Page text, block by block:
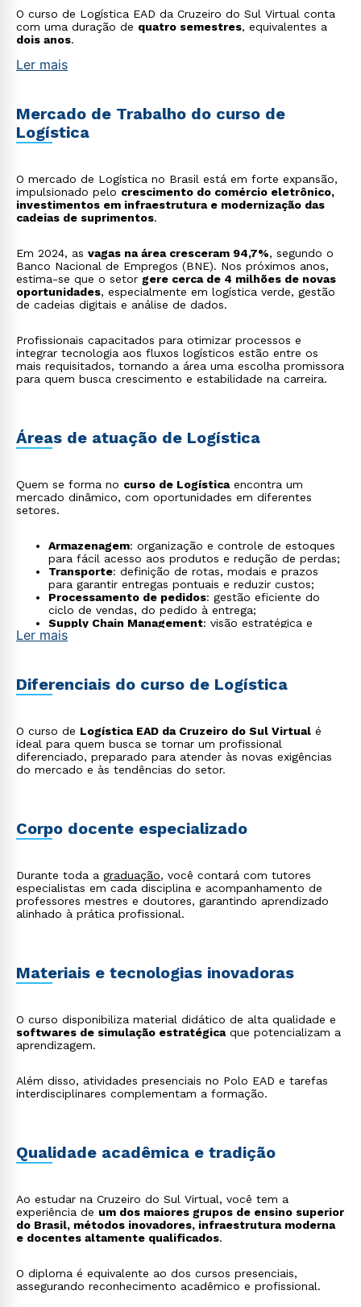
O curso de Logística EAD da Cruzeiro do Sul Virtual conta
com uma duração de quatro semestres, equivalentes a
dois anos.
Ler mais
Mercado de Trabalho do curso de
Logística
O mercado de Logística no Brasil está em forte expansão,
impulsionado pelo crescimento do comércio eletrônico,
investimentos em infraestrutura e modernização das
cadeias de suprimentos.
Em 2024, as vagas na área cresceram 94,7%, segundo o
Banco Nacional de Empregos (BNE). Nos próximos anos,
estima-se que o setor gere cerca de 4 milhões de novas
oportunidades, especialmente em logística verde, gestão
de cadeias digitais e análise de dados.
Profissionais capacitados para otimizar processos e
integrar tecnologia aos fluxos logísticos estão entre os
mais requisitados, tornando a área uma escolha promissora
para quem busca crescimento e estabilidade na carreira.
Áreas de atuação de Logística
Quem se forma no curso de Logísticaencontra um
mercado dinâmico, com oportunidades em diferentes
setores.
Armazenagem: organização e controle de estoques
para fácil acesso aos produtos e redução de perdas;
Transporte: definição de rotas, modais e prazos
para garantir entregas pontuais e reduzir custos;
Processamento de pedidos: gestão eficiente do
ciclo de vendas, do pedido à entrega;
Supply Chain Management: visão estratégica e
integrada do fluxo de insumos, informações e
produções culturais e corporativas;
otimizar recursos;
Logística digital e e-commerce : gestão de entregas
rápidas e integração de sistemas digitais para atender
ao comércio eletrônico;
Gestão de dados e análise logística
armazenamento seguro de medicamentos, insumos e
equipamentos médicos;
coordenação de importações e exportações,
compliance aduaneiro e transporte multimodal;
Gestão de riscos e continuidade operacional
planejamento para prevenir interrupções na cadeia de
suprimentos e minimizar impactos de crises.
Ler mais
Diferenciais do curso de Logística
O curso de Logística EAD da Cruzeiro do Sul Virtual é
ideal para quem busca se tornar um profissional
diferenciado, preparado para atender às novas exigências
do mercado e às tendências do setor.
Corpo docente especializado
Durante toda a graduação, você contará com tutores
especialistas em cada disciplina e acompanhamento de
professores mestres e doutores, garantindo aprendizado
alinhado à prática profissional.
Materiais e tecnologias inovadoras
O curso disponibiliza material didático de alta qualidade e
softwares de simulação estratégicaque potencializam a
aprendizagem.
Além disso, atividades presenciais no Polo EAD e tarefas
interdisciplinares complementam a formação.
Qualidade acadêmica e tradição
Ao estudar na Cruzeiro do Sul Virtual, você tem a
experiência de um dos maiores grupos de ensino superior
do Brasil, métodos inovadores, infraestrutura moderna
e docentes altamente qualificados.
O diploma é equivalente ao dos cursos presenciais,
assegurando reconhecimento acadêmico e profissional.